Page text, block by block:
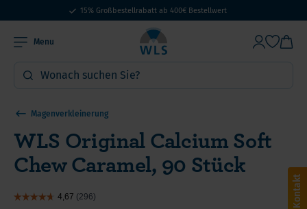
15% Großbestellrabatt ab 400€ Bestellwert
Menu
Magenverkleinerung
WLS Original Calcium Soft
Chew Caramel, 90 Stück
Kontakt